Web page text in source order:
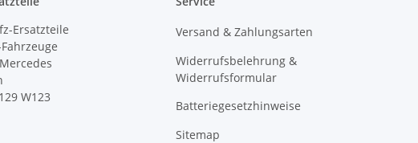
Ersatzteile
W123
Versand & Zahlungsarten
Widerrufsbelehrung &
Widerrufsformular
Batteriegesetzhinweise
Sitemap